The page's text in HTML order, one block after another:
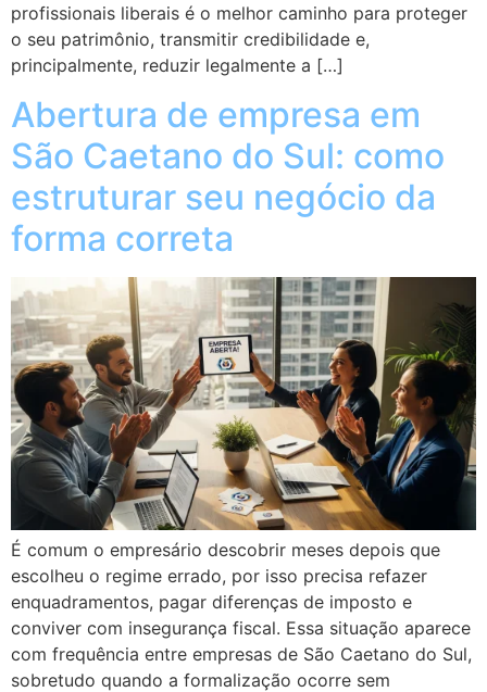
profissionais liberais é o melhor caminho para proteger
o seu patrimônio, transmitir credibilidade e,
principalmente, reduzir legalmente a […]
Abertura de empresa em
São Caetano do Sul: como
estruturar seu negócio da
forma correta
É comum o empresário descobrir meses depois que
escolheu o regime errado, por isso precisa refazer
enquadramentos, pagar diferenças de imposto e
conviver com insegurança fiscal. Essa situação aparece
com frequência entre empresas de São Caetano do Sul,
sobretudo quando a formalização ocorre sem